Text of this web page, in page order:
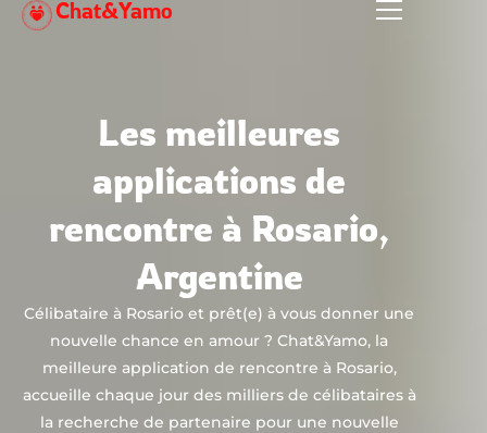
Aller
Chat&Yamo
Les meilleures
applications de
rencontre à Rosario,
Argentine
Célibataire à Rosario et prêt(e) à vous donner une
nouvelle chance en amour ? Chat&Yamo, la
meilleure application de rencontre à Rosario,
accueille chaque jour des milliers de célibataires à
la recherche de partenaire pour une nouvelle